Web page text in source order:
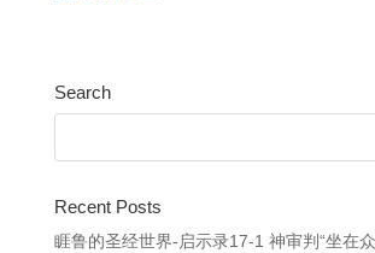
Search
Recent Posts
睚鲁的圣经世界-启示录17-1 神审判“坐在